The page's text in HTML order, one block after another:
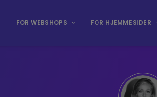
FOR WEBSHOPS FOR HJEMMESIDER